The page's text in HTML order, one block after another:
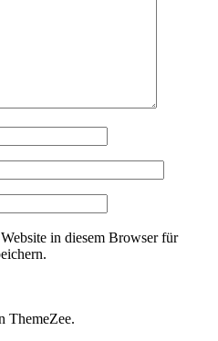
in diesem Browser für
ThemeZee.